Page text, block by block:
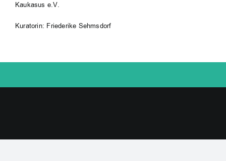
Kaukasus e.V.
Kuratorin: Friederike Sehmsdorf